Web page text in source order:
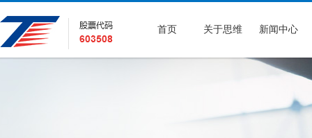
首页 关于思维 新闻中心